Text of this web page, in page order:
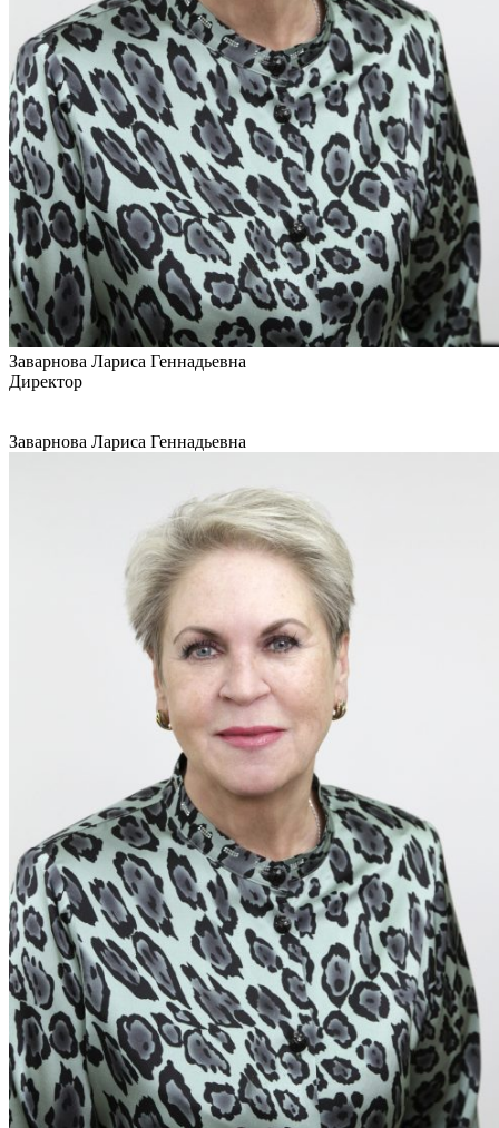
Заварнова Лариса Геннадьевна
Директор
Заварнова Лариса Геннадьевна